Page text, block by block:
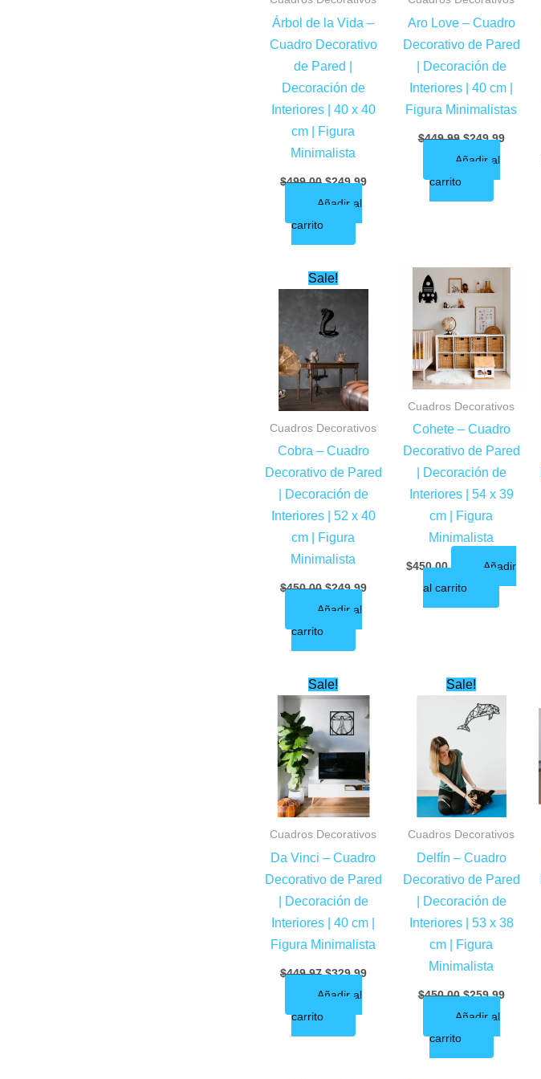
Árbol de la Vida –
Cuadro Decorativo
de Pared |
Decoración de
Interiores | 40 x 40
cm | Figura
Minimalista
$499.00 $249.99
Añadir al
carrito
Aro Love – Cuadro
Decorativo de Pared
| Decoración de
Interiores | 40 cm |
Figura Minimalistas
$449.99 $249.99
Añadir al
carrito
Sale!
Cuadros Decorativos
Cobra – Cuadro
Decorativo de Pared
| Decoración de
Interiores | 52 x 40
cm | Figura
Minimalista
$450.00
Original
price
$450.00.
$249.99
price
Añadir al
carrito
Cuadros Decorativos
Cohete – Cuadro
Decorativo de Pared
| Decoración de
Interiores | 54 x 39
cm | Figura
Minimalista
$450.00
Añadir
al carrito
Sale!
Cuadros Decorativos
Da Vinci – Cuadro
Decorativo de Pared
| Decoración de
Interiores | 40 cm |
Figura Minimalista
$449.97
Original
price
was:
$449.97.
$329.99
price
is:
Añadir al
carrito
Sale!
Cuadros Decorativos
Delfín – Cuadro
Decorativo de Pared
| Decoración de
Interiores | 53 x 38
cm | Figura
Minimalista
$450.00
Original
price
was:
$450.00.
$259.99
price
Añadir al
carrito